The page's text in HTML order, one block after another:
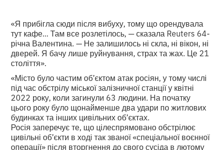
«Я прибігла сюди після вибуху, тому що орендувала
тут кафе... Там все розлетілось, — сказала Reuters 64-
річна Валентина. — Не залишилось ні скла, ні вікон, ні
дверей. Я бачу лише руйнування, страх та жах. Це 21
століття».
«Місто було частим об’єктом атак росіян, у тому числі
під час обстрілу міської залізничної станції у квітні
2022 року, коли загинули 63 людини. На початку
цього року було щонайменше два удари по житлових
будинках та інших цивільних об’єктах.
Росія заперечує те, що цілеспрямовано обстрілює
цивільні об’єкти в ході так званої «спеціальної воєнної
операції» після вторгнення до свого сусіда в лютому